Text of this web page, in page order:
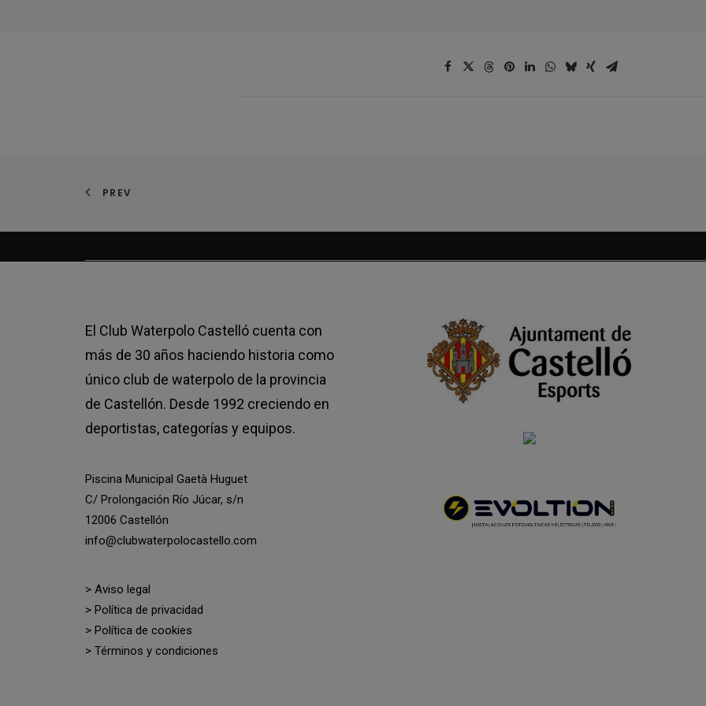
PREV
El Club Waterpolo Castelló cuenta con
más de 30 años haciendo historia como
único club de waterpolo de la provincia
de Castellón. Desde 1992 creciendo en
deportistas, categorías y equipos.
Piscina Municipal Gaetà Huguet
C/ Prolongación Río Júcar, s/n
12006 Castellón
info@clubwaterpolocastello.com
> Aviso legal
> Política de privacidad
> Política de cookies
> Términos y condiciones